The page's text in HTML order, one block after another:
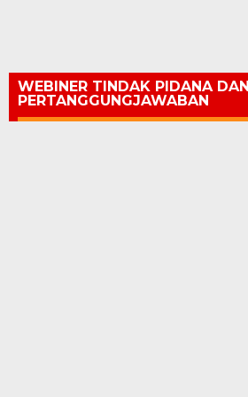
WEBINER TINDAK PIDANA DAN
PERTANGGUNGJAWABAN